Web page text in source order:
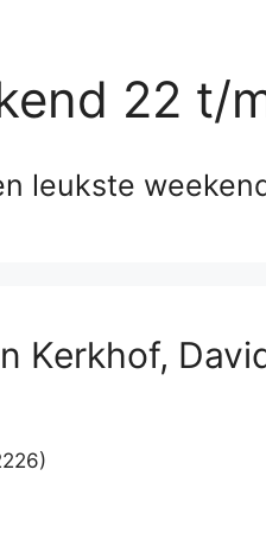
22 t/
leukste
Kerkhof,